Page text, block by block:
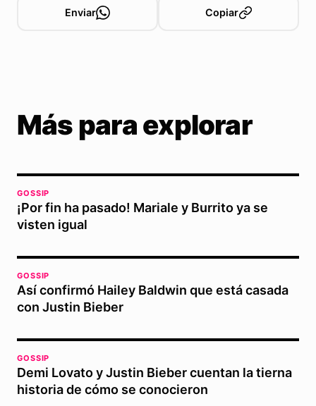
Enviar Copiar
Más para explorar
GOSSIP
¡Por fin ha pasado! Mariale y Burrito ya se
visten igual
GOSSIP
Así confirmó Hailey Baldwin que está casada
con Justin Bieber
GOSSIP
Demi Lovato y Justin Bieber cuentan la tierna
historia de cómo se conocieron